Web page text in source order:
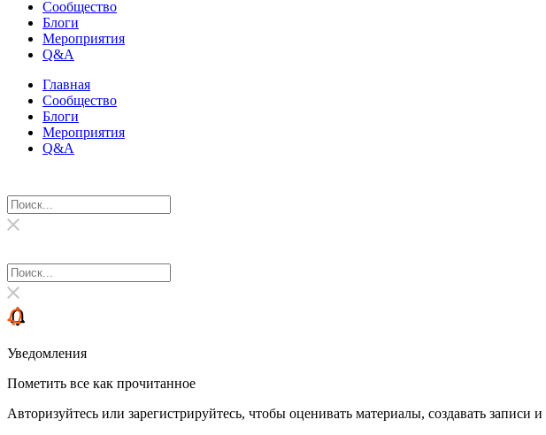
Сообщество
Блоги
Мероприятия
Q&A
Главная
Сообщество
Блоги
Мероприятия
Q&A
Уведомления
Пометить все как прочитанное
Авторизуйтесь или зарегистрируйтесь, чтобы оценивать материалы, создавать записи